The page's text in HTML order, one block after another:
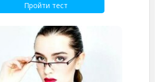
Пройти тест